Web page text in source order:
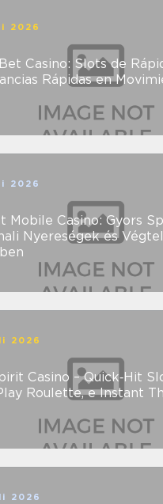
2026
Casino: Slots de
Rápidas en
2026
Mobile Casino: Gyors
Nyereségek és
2026
Casino – Quick‑Hit
Roulette, e Instant
2026